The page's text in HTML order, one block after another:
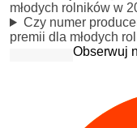
młodych rolników w
Czy numer
premii dla młodych
Obserwuj